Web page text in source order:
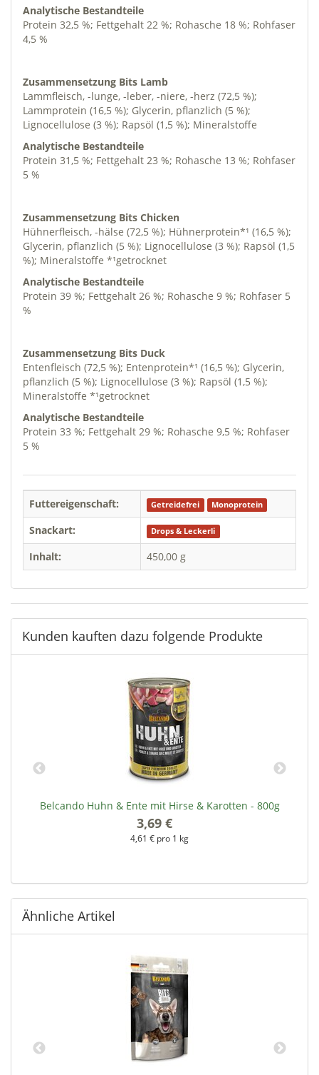
Analytische Bestandteile
Protein 32,5 %; Fettgehalt 22 %; Rohasche 18 %; Rohfaser
4,5 %
Zusammensetzung Bits Lamb
Lammfleisch, -lunge, -leber, -niere, -herz (72,5 %);
Lammprotein (16,5 %); Glycerin, pflanzlich (5 %);
Lignocellulose (3 %); Rapsöl (1,5 %); Mineralstoffe
Analytische Bestandteile
Protein 31,5 %; Fettgehalt 23 %; Rohasche 13 %; Rohfaser
5 %
Zusammensetzung Bits Chicken
Hühnerfleisch, -hälse (72,5 %); Hühnerprotein*¹ (16,5 %);
Glycerin, pflanzlich (5 %); Lignocellulose (3 %); Rapsöl (1,5
%); Mineralstoffe *¹getrocknet
Analytische Bestandteile
Protein 39 %; Fettgehalt 26 %; Rohasche 9 %; Rohfaser 5
%
Zusammensetzung Bits Duck
Entenfleisch (72,5 %); Entenprotein*¹ (16,5 %); Glycerin,
pflanzlich (5 %); Lignocellulose (3 %); Rapsöl (1,5 %);
Mineralstoffe *¹getrocknet
Analytische Bestandteile
Protein 33 %; Fettgehalt 29 %; Rohasche 9,5 %; Rohfaser
5 %
Futtereigenschaft: Getreidefrei Monoprotein
Snackart: Drops & Leckerli
Inhalt: 450,00 g
Kunden kauften dazu folgende Produkte
Belcando Huhn & Ente mit Hirse & Karotten - 800g
3,69 €
4,61 € pro 1 kg
Ähnliche Artikel